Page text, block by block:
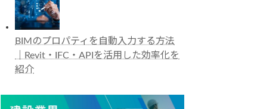
BIMのプロパティを自動入力する方法
｜Revit・IFC・APIを活用した効率化を
紹介